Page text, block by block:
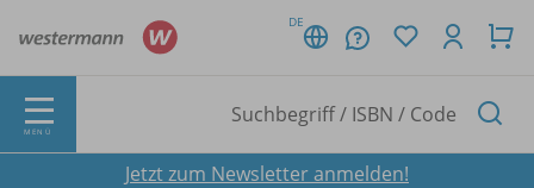
DE
MENÜ
Jetzt zum Newsletter anmelden!